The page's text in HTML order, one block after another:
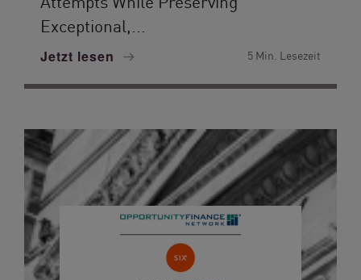
Exceptional,...
Jetzt lesen 5 Min. Lesezeit